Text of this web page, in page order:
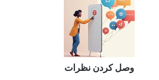
وصل کردن نظرات